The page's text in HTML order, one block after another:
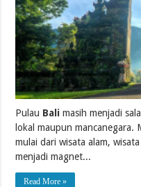
Pulau Bali masih menjadi
lokal maupun mancanegara.
mulai dari wisata alam,
menjadi magnet...
Read More »